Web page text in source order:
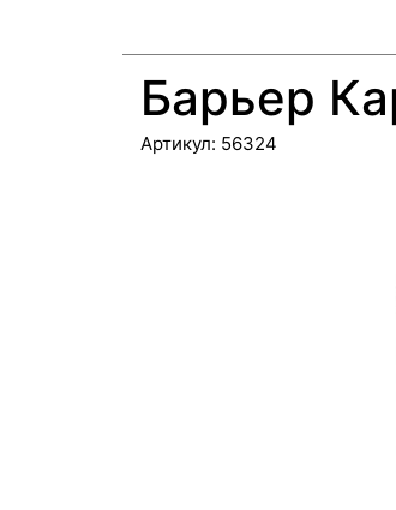
Барьер
Артикул: 56324